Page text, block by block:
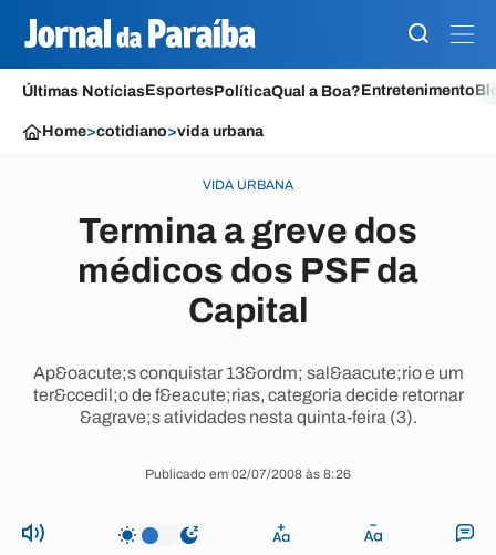
Últimas NotíciasEsportesPolíticaQual a Boa?Entretenimento
Home>cotidiano>vida urbana
VIDA URBANA
Termina a greve dos
médicos dos PSF da
Capital
Ap&oacute;s conquistar 13&ordm; sal&aacute;rio e um
ter&ccedil;o de f&eacute;rias, categoria decide retornar
&agrave;s atividades nesta quinta-feira (3).
Publicado em 02/07/2008 às 8:26